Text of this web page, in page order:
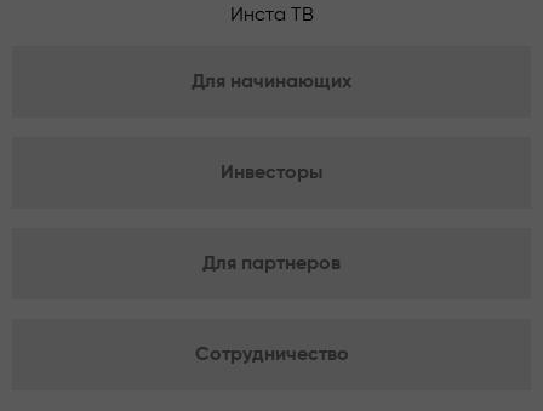
Инста ТВ
Для начинающих
Инвесторы
Для партнеров
Сотрудничество